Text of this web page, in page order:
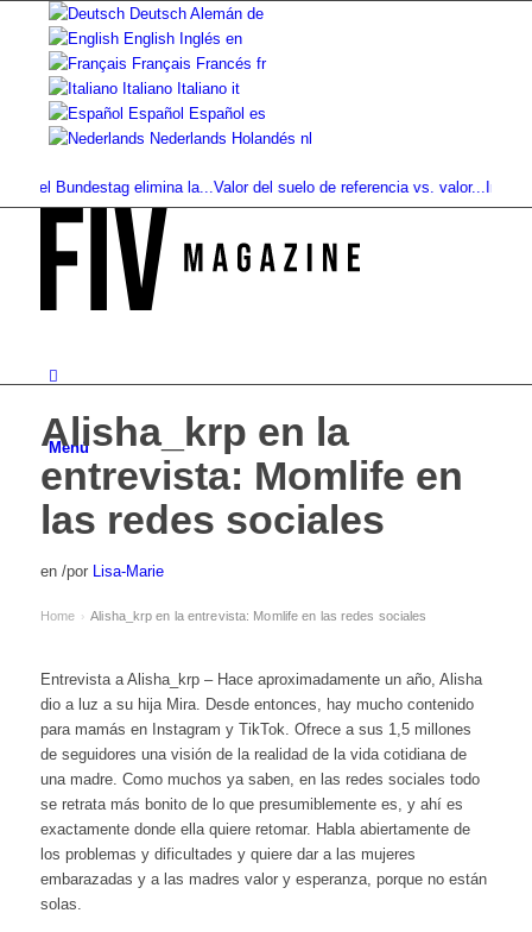
Deutsch Alemán de
English Inglés en
Français Francés fr
Italiano Italiano it
Español Español es
Nederlands Holandés nl
Bundestag elimina la...Valor del suelo de referencia vs. valor...Infused
Menú
Alisha_krp en la
entrevista: Momlife en
las redes sociales
en /por Lisa-Marie
Home › Alisha_krp en la entrevista: Momlife en las redes sociales
Entrevista a Alisha_krp – Hace aproximadamente un año, Alisha
dio a luz a su hija Mira. Desde entonces, hay mucho contenido
para mamás en Instagram y TikTok. Ofrece a sus 1,5 millones
de seguidores una visión de la realidad de la vida cotidiana de
una madre. Como muchos ya saben, en las redes sociales todo
se retrata más bonito de lo que presumiblemente es, y ahí es
exactamente donde ella quiere retomar. Habla abiertamente de
los problemas y dificultades y quiere dar a las mujeres
embarazadas y a las madres valor y esperanza, porque no están
solas.